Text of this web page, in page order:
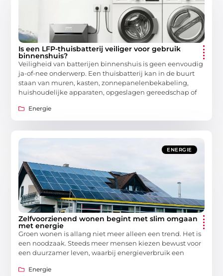
Is een LFP-thuisbatterij veiliger voor gebruik
binnenshuis?
Veiligheid van batterijen binnenshuis is geen eenvoudig
ja-of-nee onderwerp. Een thuisbatterij kan in de buurt
staan van muren, kasten, zonnepanelenbekabeling,
huishoudelijke apparaten, opgeslagen gereedschap of
Energie
ENERGIE
Zelfvoorzienend wonen begint met slim omgaan
met energie
Groen wonen is allang niet meer alleen een trend. Het is
een noodzaak. Steeds meer mensen kiezen bewust voor
een duurzamer leven, waarbij energieverbruik een
Energie